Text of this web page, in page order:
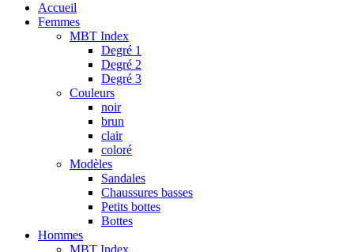
Accueil
Femmes
MBT Index
Degré 1
Degré 2
Degré 3
Couleurs
noir
brun
clair
coloré
Modèles
Sandales
Chaussures basses
Petits bottes
Bottes
Hommes
MBT Index